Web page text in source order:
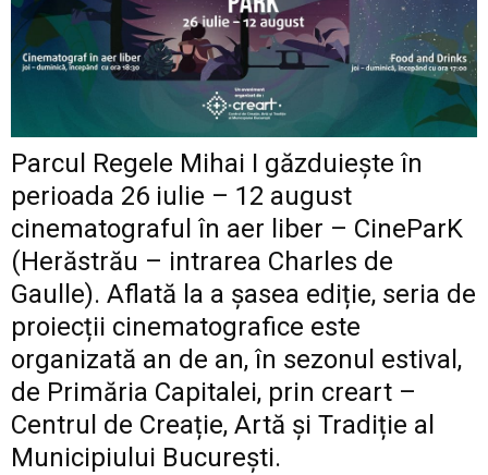
Parcul Regele Mihai I găzduiește în
perioada 26 iulie – 12 august
cinematograful în aer liber – CineParK
(Herăstrău – intrarea Charles de
Gaulle). Aflată la a șasea ediție, seria de
proiecții cinematografice este
organizată an de an, în sezonul estival,
de Primăria Capitalei, prin creart –
Centrul de Creație, Artă și Tradiție al
Municipiului București.